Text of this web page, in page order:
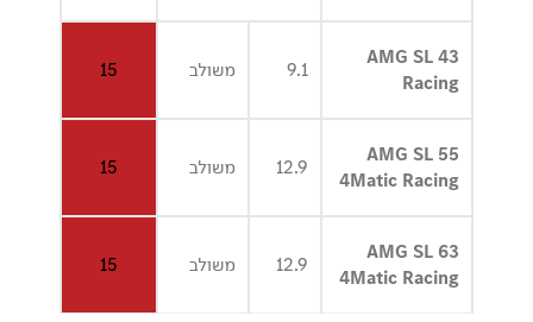
AMG SL 43
Racing
9.1 משולב 15
AMG SL 55
4Matic Racing
12.9 משולב 15
AMG SL 63
4Matic Racing
12.9 משולב 15